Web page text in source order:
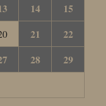
14
15
21
22
28
29